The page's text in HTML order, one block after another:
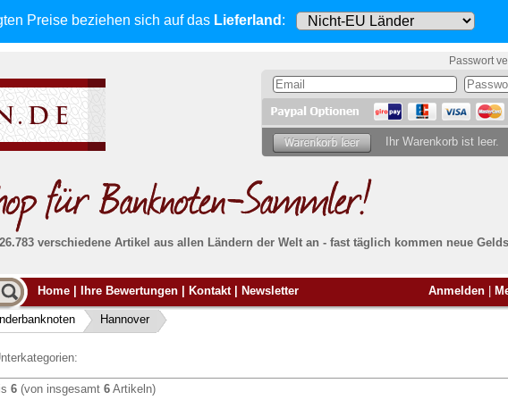
Preise beziehen sich auf das Lieferland :
Passwort
Ihr Warenkorb ist leer.
verschiedene Artikel aus allen Ländern der Welt an - fast täglich kommen neue
Alle Lieferungen, auch ins Ausland, werden
von uns voll versichert. Sie habenkein Risiko
falls die Sendung verloren geht oder beschädigt
wird.
Absolute Zuverlässigkeit:
Banknoten
Möchten Sie
verkaufen?
Home Ihre Bewertungen Kontakt Newsletter Anmelden
Hannover
6 (von insgesamt 6 Artikeln)